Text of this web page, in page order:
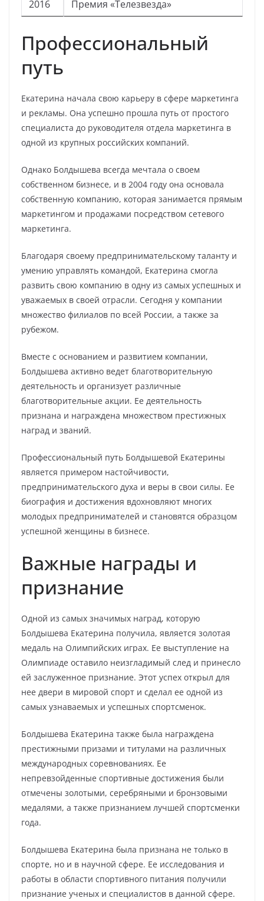
2016 Премия «Телезвезда»
Профессиональный
путь
Екатерина начала свою карьеру в сфере маркетинга
и рекламы. Она успешно прошла путь от простого
специалиста до руководителя отдела маркетинга в
одной из крупных российских компаний.
Однако Болдышева всегда мечтала о своем
собственном бизнесе, и в 2004 году она основала
собственную компанию, которая занимается прямым
маркетингом и продажами посредством сетевого
маркетинга.
Благодаря своему предпринимательскому таланту и
умению управлять командой, Екатерина смогла
развить свою компанию в одну из самых успешных и
уважаемых в своей отрасли. Сегодня у компании
множество филиалов по всей России, а также за
рубежом.
Вместе с основанием и развитием компании,
Болдышева активно ведет благотворительную
деятельность и организует различные
благотворительные акции. Ее деятельность
признана и награждена множеством престижных
наград и званий.
Профессиональный путь Болдышевой Екатерины
является примером настойчивости,
предпринимательского духа и веры в свои силы. Ее
биография и достижения вдохновляют многих
молодых предпринимателей и становятся образцом
успешной женщины в бизнесе.
Важные награды и
признание
Одной из самых значимых наград, которую
Болдышева Екатерина получила, является золотая
медаль на Олимпийских играх. Ее выступление на
Олимпиаде оставило неизгладимый след и принесло
ей заслуженное признание. Этот успех открыл для
нее двери в мировой спорт и сделал ее одной из
самых узнаваемых и успешных спортсменок.
Болдышева Екатерина также была награждена
престижными призами и титулами на различных
международных соревнованиях. Ее
непревзойденные спортивные достижения были
отмечены золотыми, серебряными и бронзовыми
медалями, а также признанием лучшей спортсменки
года.
Болдышева Екатерина была признана не только в
спорте, но и в научной сфере. Ее исследования и
работы в области спортивного питания получили
признание ученых и специалистов в данной сфере.